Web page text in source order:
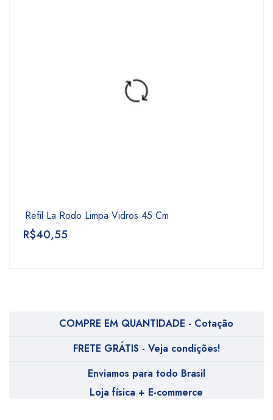
Refil La Rodo Limpa Vidros 45 Cm
R$40,55
COMPRE EM QUANTIDADE - Cotação
FRETE GRÁTIS - Veja condições!
Enviamos para todo Brasil
Loja física + E-commerce